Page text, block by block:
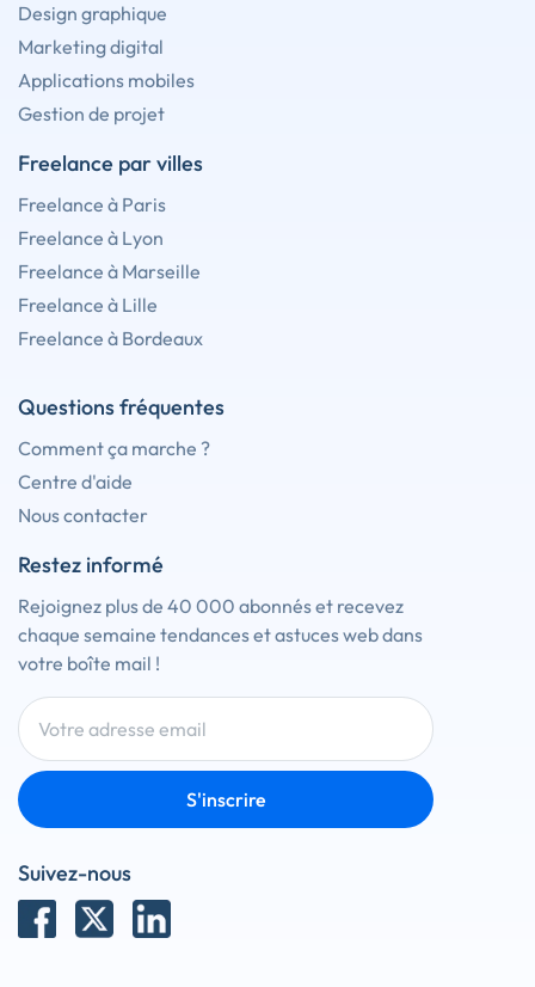
Design graphique
Marketing digital
Applications mobiles
Gestion de projet
Freelance par villes
Freelance à Paris
Freelance à Lyon
Freelance à Marseille
Freelance à Lille
Freelance à Bordeaux
Questions fréquentes
Comment ça marche ?
Centre d'aide
Nous contacter
Restez informé
Rejoignez plus de 40 000 abonnés et recevez
chaque semaine tendances et astuces web dans
votre boîte mail !
S'inscrire
Suivez-nous